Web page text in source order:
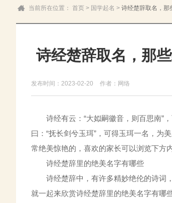
当前所在位置： 首页 > 国学起名 > 诗经楚辞取名，那
诗经楚辞取名，那
发布时间：2023-02-20 作者：网络
诗经有云：“大姒嗣徽音，则百思南”，
曰：“抚长剑兮玉珥”，可得玉珥一名，为
常绝美惊艳的，喜欢的家长可以浏览下方
诗经楚辞里的绝美名字有哪些
诗经楚辞中，有许多精妙绝伦的诗词，
就一起来欣赏诗经楚辞里的绝美名字有哪些